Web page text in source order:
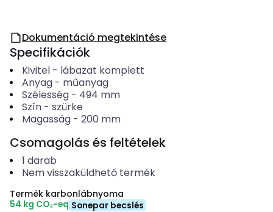
Dokumentáció megtekintése
Specifikációk
Kivitel- lábazat komplett
Anyag- műanyag
Szélesség- 494 mm
Szín- szürke
Magasság- 200 mm
Csomagolás és feltételek
1 darab
Nem visszaküldhető termék
Termék karbonlábnyoma
54 kg CO₂-eq Sonepar becslés